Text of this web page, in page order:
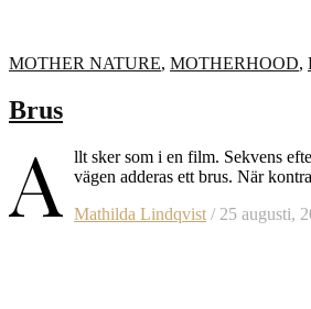
MOTHER NATURE, MOTHERHOOD,
Brus
A
llt sker som i en film. Sekvens
vägen adderas ett brus. När
Mathilda Lindqvist / 25 augusti,